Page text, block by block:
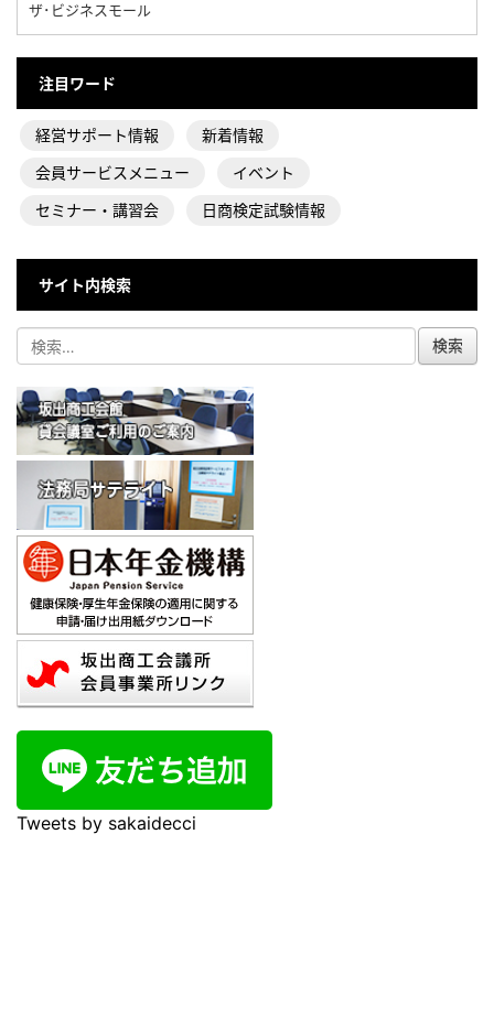
ザ･ビジネスモール
注目ワード
経営サポート情報
新着情報
会員サービスメニュー
イベント
セミナー・講習会
日商検定試験情報
サイト内検索
Tweets by sakaidecci